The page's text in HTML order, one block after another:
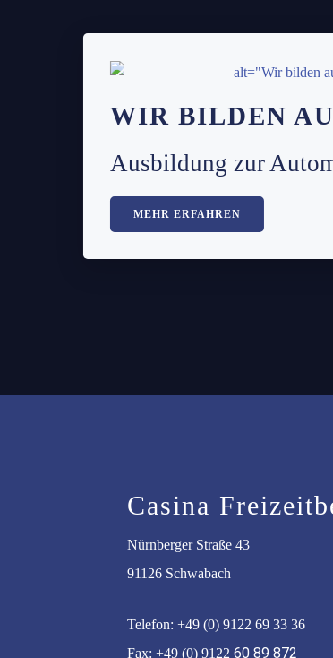
WIR BILDEN
Ausbildung zur
MEHR ERFAHREN
Casina
Nürnberger Straße 43
91126 Schwabach
Telefon: +49 (0) 9122 69 33 36
Fax: +49 (0) 9122 60 89 872